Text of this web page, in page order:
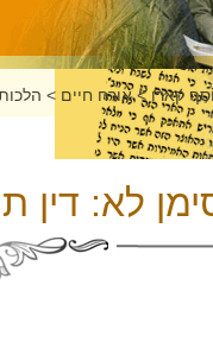
קארו >אורח חיים >
לא: דין